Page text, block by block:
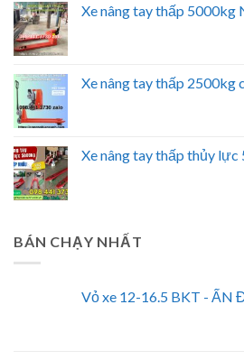
Xe nâng tay thấp 5000kg
Xe nâng tay thấp 2500kg
Xe nâng tay thấp thủy
BÁN CHẠY NHẤT
Vỏ xe 12-16.5 BKT - ẤN